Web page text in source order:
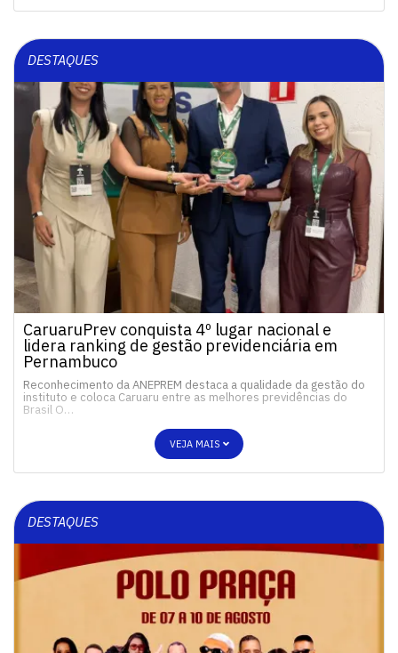
DESTAQUES
CaruaruPrev conquista 4º lugar nacional e
lidera ranking de gestão previdenciária em
Pernambuco
Reconhecimento da ANEPREM destaca a qualidade da gestão do
instituto e coloca Caruaru entre as melhores previdências do
Brasil O…
VEJA MAIS
DESTAQUES